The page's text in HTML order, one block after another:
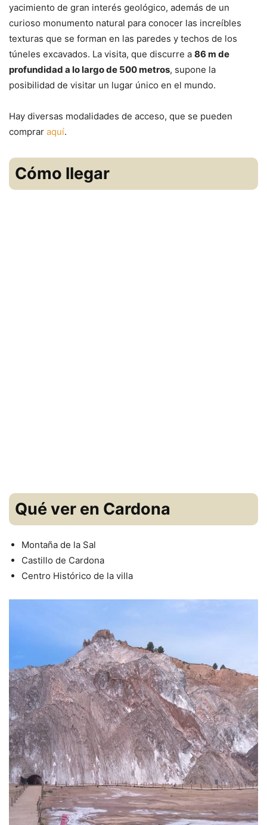
yacimiento de gran interés geológico, además de un
curioso monumento natural para conocer las increíbles
texturas que se forman en las paredes y techos de los
túneles excavados. La visita, que discurre a 86 m de
profundidad a lo largo de 500 metros, supone la
posibilidad de visitar un lugar único en el mundo.
Hay diversas modalidades de acceso, que se pueden
comprar aquí.
Cómo llegar
Qué ver en Cardona
Montaña de la Sal
Castillo de Cardona
Centro Histórico de la villa